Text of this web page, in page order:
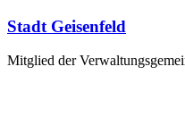
Stadt Geisenfeld
Mitglied der